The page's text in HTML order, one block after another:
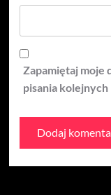
Zapamiętaj moje
pisania